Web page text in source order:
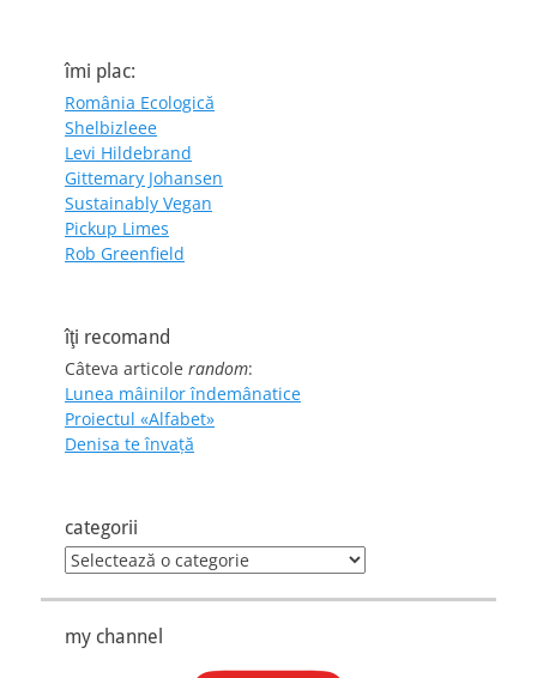
îmi plac:
România Ecologică
Shelbizleee
Levi Hildebrand
Gittemary Johansen
Sustainably Vegan
Pickup Limes
Rob Greenfield
îţi recomand
Câteva articole random:
Lunea mâinilor îndemânatice
Proiectul «Alfabet»
Denisa te învaţă
categorii
categorii
my channel